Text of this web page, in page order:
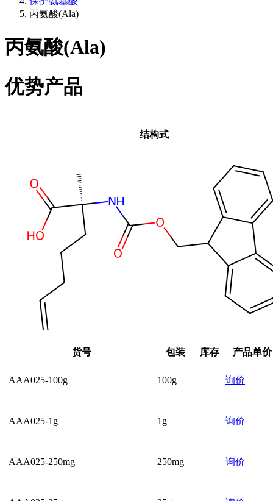
丙氨酸(Ala)
丙氨酸(Ala)
优势产品
结构式
货号 包装 库存 产品单价
AAA025-100g 100g 询价
AAA025-1g 1g 询价
AAA025-250mg 250mg 询价